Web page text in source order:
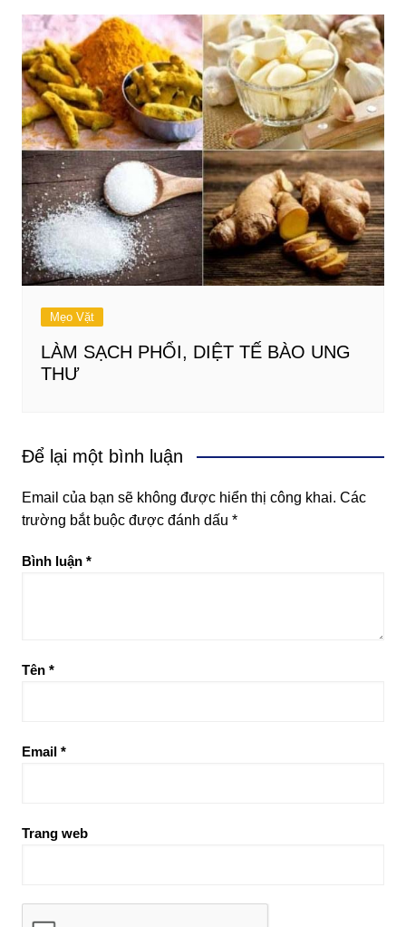
Mẹo Vặt
LÀM SẠCH PHỔI, DIỆT TẾ BÀO UNG
THƯ
Để lại một bình luận
Email của bạn sẽ không được hiển thị công khai. Các
trường bắt buộc được đánh dấu *
Bình luận *
Tên *
Email *
Trang web